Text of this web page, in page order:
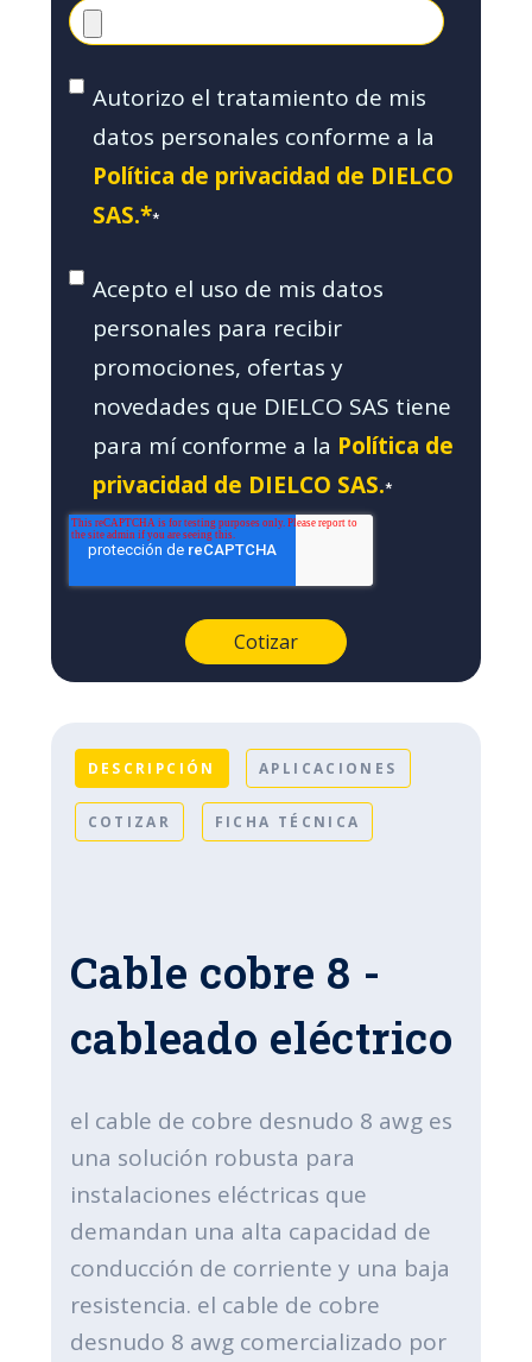
Autorizo el tratamiento de mis
datos personales conforme a la
Política de privacidad de DIELCO
SAS.**
Acepto el uso de mis datos
personales para recibir
promociones, ofertas y
novedades que DIELCO SAS tiene
para mí conforme a la Política de
privacidad de DIELCO SAS.*
DESCRIPCIÓN APLICACIONES
COTIZAR FICHA TÉCNICA
Cable cobre 8 -
cableado eléctrico
el cable de cobre desnudo 8 awg es
una solución robusta para
instalaciones eléctricas que
demandan una alta capacidad de
conducción de corriente y una baja
resistencia. el cable de cobre
desnudo 8 awg comercializado por